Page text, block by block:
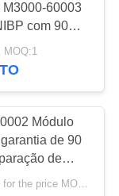
do
M3000-60003
com 90
em
Estado de
MOQ:1
Módulo
garantia de 90
de
para
Contact us for the price MOQ:1